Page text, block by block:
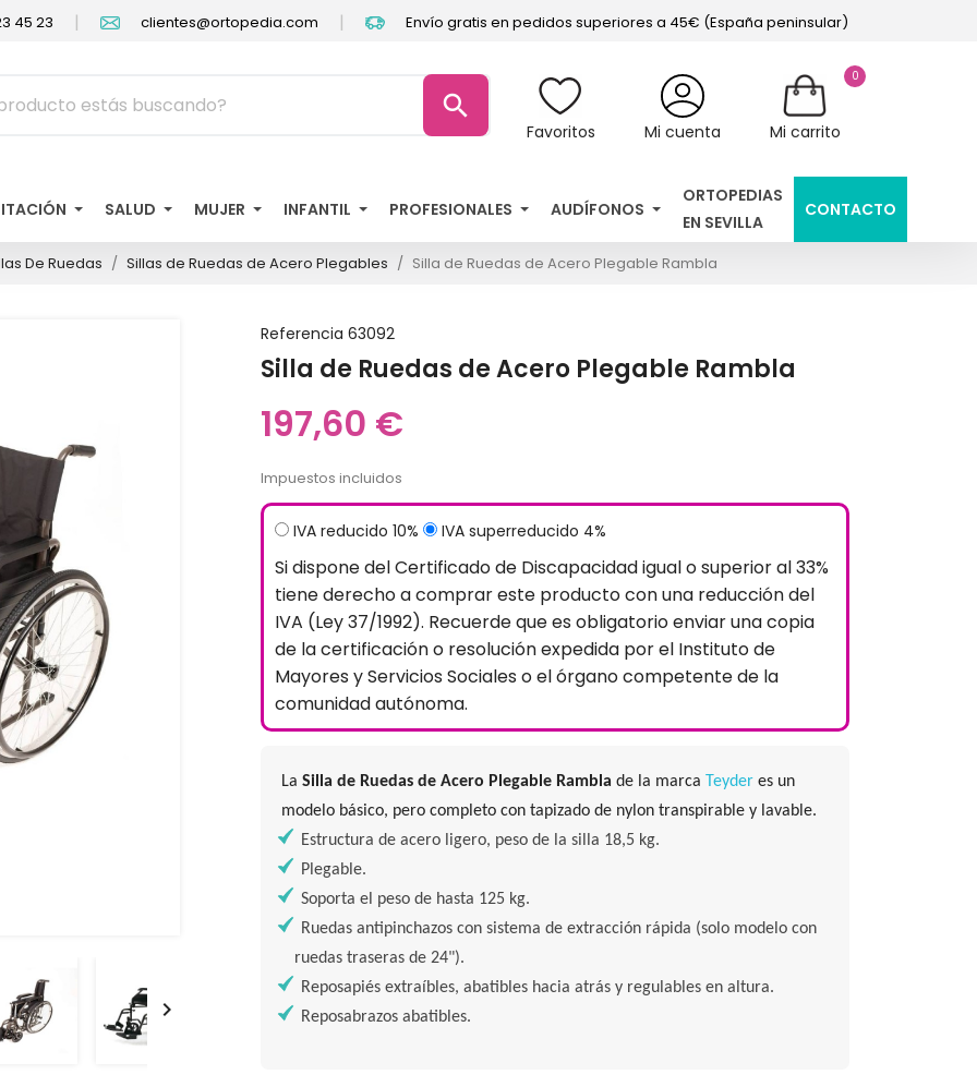
45 23 | clientes@ortopedia.com | Envío gratis en pedidos superiores a 45€ (España peninsular)
search
0
Mi carrito
Mi cuenta
Favoritos
SALUD MUJER INFANTIL PROFESIONALES AUDÍFONOS
ORTOPEDIAS
EN SEVILLA
CONTACTO
De Ruedas Sillas de Ruedas de Acero Plegables Silla de Ruedas de Acero Plegable Rambla

Referencia 63092
Silla de Ruedas de Acero Plegable Rambla
197,60 €
Impuestos incluidos
IVA reducido 10% IVA superreducido 4%
Si dispone del Certificado de Discapacidad igual o superior al 33%
tiene derecho a comprar este producto con una reducción del
IVA (Ley 37/1992). Recuerde que es obligatorio enviar una copia
de la certificación o resolución expedida por el Instituto de
Mayores y Servicios Sociales o el órgano competente de la
comunidad autónoma.
LaSilla de Ruedas de Acero Plegable Rambla de la marca Teyder es un
modelo básico, pero completo con tapizado de nylon transpirable y lavable.
Estructura de acero ligero, peso de la silla 18,5 kg.
Plegable.
Soporta el peso de hasta 125 kg.
Ruedas antipinchazos con sistema de extracción rápida (solo modelo con
ruedas traseras de 24").
Reposapiés extraíbles, abatibles hacia atrás y regulables en altura.
Reposabrazos abatibles.